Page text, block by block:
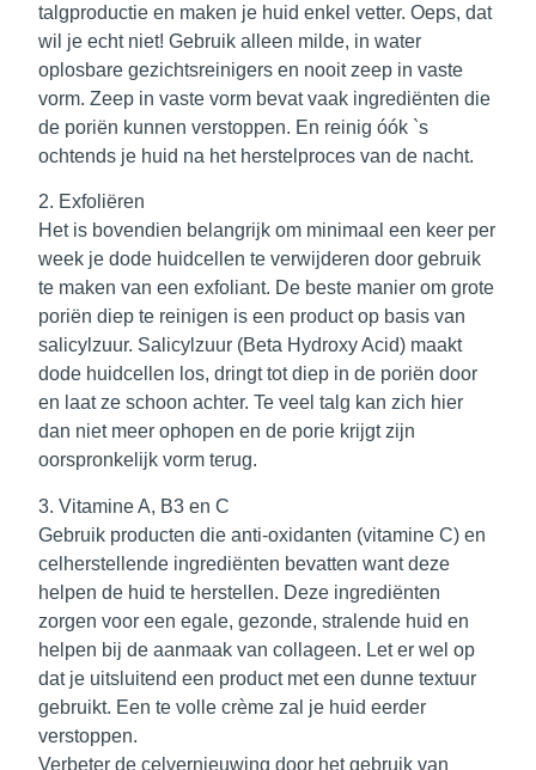
talgproductie en maken je huid enkel vetter. Oeps, dat
wil je echt niet! Gebruik alleen milde, in water
oplosbare gezichtsreinigers en nooit zeep in vaste
vorm. Zeep in vaste vorm bevat vaak ingrediënten die
de poriën kunnen verstoppen. En reinig óók `s
ochtends je huid na het herstelproces van de nacht.
2. Exfoliëren
Het is bovendien belangrijk om minimaal een keer per
week je dode huidcellen te verwijderen door gebruik
te maken van een exfoliant. De beste manier om grote
poriën diep te reinigen is een product op basis van
salicylzuur. Salicylzuur (Beta Hydroxy Acid) maakt
dode huidcellen los, dringt tot diep in de poriën door
en laat ze schoon achter. Te veel talg kan zich hier
dan niet meer ophopen en de porie krijgt zijn
oorspronkelijk vorm terug.
3. Vitamine A, B3 en C
Gebruik producten die anti-oxidanten (vitamine C) en
celherstellende ingrediënten bevatten want deze
helpen de huid te herstellen. Deze ingrediënten
zorgen voor een egale, gezonde, stralende huid en
helpen bij de aanmaak van collageen. Let er wel op
dat je uitsluitend een product met een dunne textuur
gebruikt. Een te volle crème zal je huid eerder
verstoppen.
Verbeter de celvernieuwing door het gebruik van